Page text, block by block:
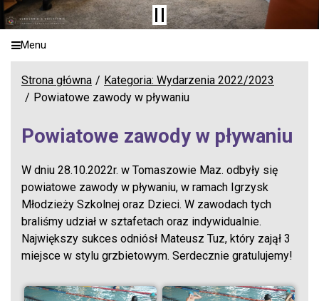
Menu
Strona główna
Kategoria: Wydarzenia 2022/2023
Powiatowe zawody w pływaniu
Powiatowe zawody w pływaniu
W dniu 28.10.2022r. w Tomaszowie Maz. odbyły się
powiatowe zawody w pływaniu, w ramach Igrzysk
Młodzieży Szkolnej oraz Dzieci. W zawodach tych
braliśmy udział w sztafetach oraz indywidualnie.
Największy sukces odniósł Mateusz Tuz, który zajął 3
miejsce w stylu grzbietowym. Serdecznie gratulujemy!